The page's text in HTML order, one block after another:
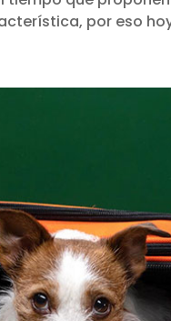
por eso